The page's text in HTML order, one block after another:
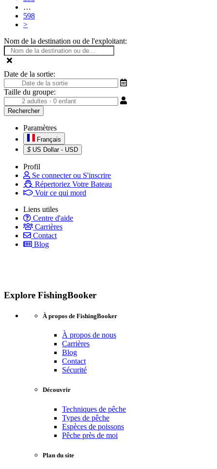
…
598
>
Nom de la destination ou de l'exploitant:
Date de la sortie:
Taille du groupe:
Paramètres
Français
$ US Dollar - USD
Profil
Se connecter ou S'inscrire
Répertoriez Votre Bateau
Voir ce qui mord
Liens utiles
Centre d'aide
Carrières
Contact
Blog
Explore FishingBooker
À propos de FishingBooker
À propos de nous
Carrières
Blog
Contact
Sécurité
Découvrir
Techniques de pêche
Types de pêche
Espèces de poissons
Pêche près de moi
Plan du site